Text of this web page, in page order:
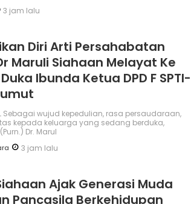
3 jam lalu
Diri Arti Persahabatan
Maruli Siahaan Melayat Ke
Ibunda Ketua DPD F SPTI-
Sebagai wujud kepedulian, rasa persaudaraan,
kepada keluarga yang sedang berduka,
Dr. Marul
3 jam lalu
Ajak Generasi Muda
Pancasila Berkehidupan